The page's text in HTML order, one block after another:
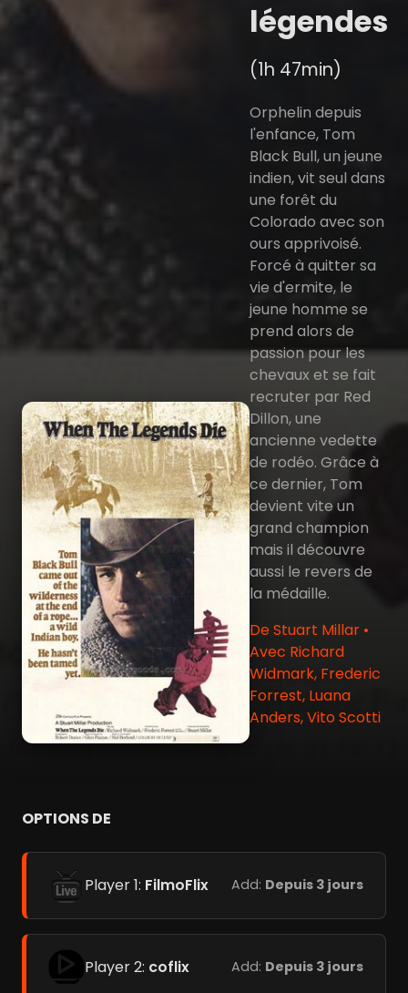
légendes
(1h 47min)
Orphelin depuis
l'enfance, Tom
Black Bull, un jeune
indien, vit seul dans
une forêt du
Colorado avec son
ours apprivoisé.
Forcé à quitter sa
vie d'ermite, le
jeune homme se
prend alors de
passion pour les
chevaux et se fait
recruter par Red
Dillon, une
ancienne vedette
de rodéo. Grâce à
ce dernier, Tom
devient vite un
grand champion
mais il découvre
aussi le revers de
la médaille.
De Stuart Millar •
Avec Richard
Widmark, Frederic
Forrest, Luana
Anders, Vito Scotti
OPTIONS DE
Player 1: FilmoFlix Add: Depuis 3 jours
Player 2: coflix Add: Depuis 3 jours